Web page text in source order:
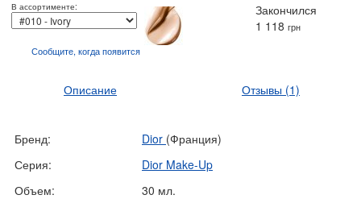
В ассортименте:
Закончился
1 118 грн
Сообщите, когдапоявится
Описание Отзывы (1)
Бренд: Dior (Франция)
Серия:
Dior Make-Up
Объем:
30 мл.